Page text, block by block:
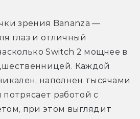
зрения Bananza —
глаз и отличный
Switch 2 мощнее в
Каждой
наполнен тысячами
работой с
при этом выглядит